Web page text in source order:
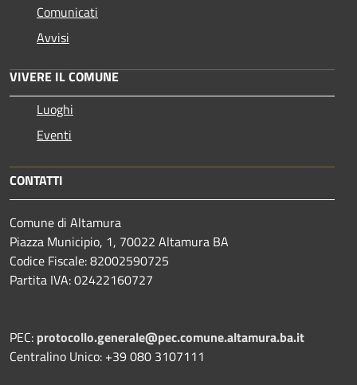
Comunicati
Avvisi
VIVERE IL COMUNE
Luoghi
Eventi
CONTATTI
Comune di Altamura
Piazza Municipio, 1, 70022 Altamura BA
Codice Fiscale: 82002590725
Partita IVA: 02422160727
PEC: protocollo.generale@pec.comune.altamura.ba.it
Centralino Unico: +39 080 3107111